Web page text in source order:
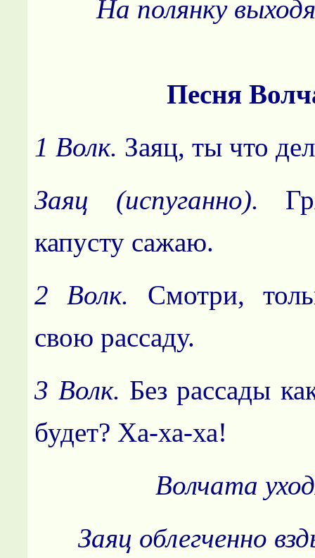
На полянку
Песня
1 Волк. Заяц, ты что
Заяц (испуганно).
капусту сажаю.
2 Волк. Смотри,
свою рассаду.
3 Волк. Без рассады
будет? Ха-ха-ха!
Волчата
Заяц облегченно